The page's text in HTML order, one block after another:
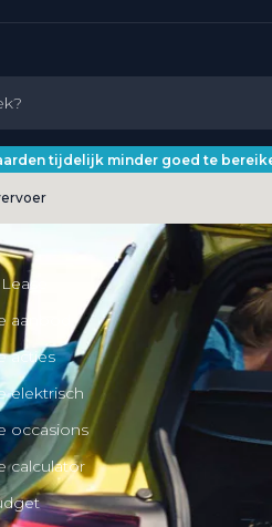
aanbod
acties
elektrisch
occasions
calculator
tijdelijk minder goed te